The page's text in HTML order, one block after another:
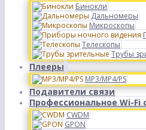
Бинокли
Дальномеры
Микроскопы
Телескопы
Трубы
Плееры
MP3/MP4/PS
Подавители связи
Профессиональное Wi-Fi
CWDM
GPON